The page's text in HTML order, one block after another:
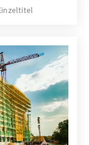
und
sich die
ohne